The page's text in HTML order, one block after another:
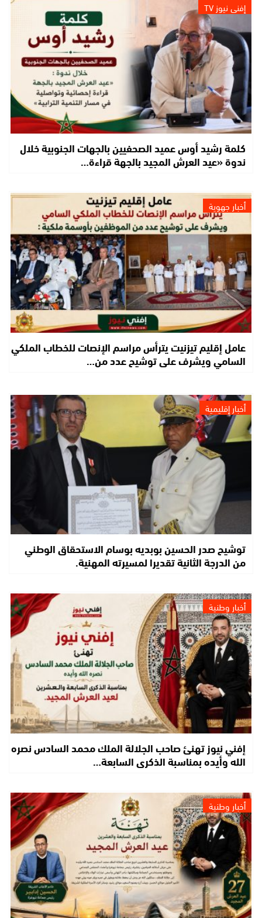
إفني نيوز TV
كلمة رشيد أوس عميد الصحفيين بالجهات الجنوبية خلال
ندوة «عيد العرش المجيد بالجهة قراءة…
أخبار جهوية
عامل إقليم تيزنيت يترأس مراسم الإنصات للخطاب الملكي
السامي ويشرف على توشيح عدد من…
أخبار إقليمية
توشيح صدر الحسين بوبديه بوسام الاستحقاق الوطني
من الدرجة الثانية تقديرا لمسيرته المهنية.
أخبار وطنية
إفني نيوز تهنئ صاحب الجلالة الملك محمد السادس نصره
الله وأيده بمناسبة الذكرى السابعة…
أخبار وطنية